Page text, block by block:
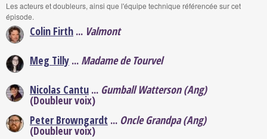
Les acteurs et doubleurs, ainsi que l'équipe technique référencée sur cet
épisode.
Colin Firth ... Valmont
Meg Tilly ... Madame de Tourvel
Nicolas Cantu ... Gumball Watterson (Ang)
(Doubleur voix)
Peter Browngardt ... Oncle Grandpa (Ang)
(Doubleur voix)